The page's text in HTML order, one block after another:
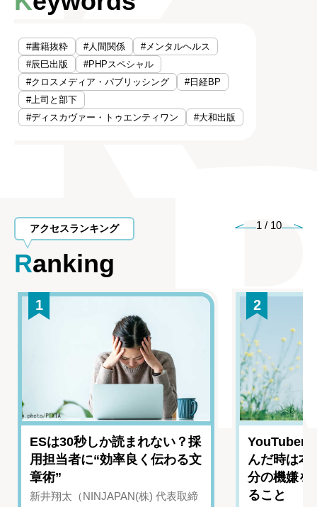
#書籍抜粋 #人間関係
#メンタルヘルス
#辰巳出版
#PHPスペシャル
#クロスメディア・パブリッシング
#日経BP
#上司と部下
#ディスカヴァー・トゥエンティワン
#大和出版
アクセスランキング
Ranking
1 / 10
1
ESは30秒しか読まれない？採
用担当者に“効率良く伝わる文
章術”
新井翔太（NINJAPAN(株) 代表取締
2
YouTuber
んだ時は
分の機嫌を
ること